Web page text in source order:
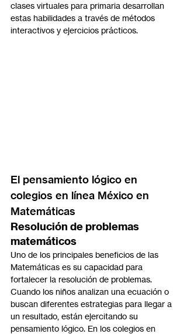
clases virtuales para primaria desarrollan
estas habilidades a través de métodos
interactivos y ejercicios prácticos.
El pensamiento lógico en
colegios en línea México en
Matemáticas
Resolución de problemas
matemáticos
Uno de los principales beneficios de las
Matemáticas es su capacidad para
fortalecer la resolución de problemas.
Cuando los niños analizan una ecuación o
buscan diferentes estrategias para llegar a
un resultado, están ejercitando su
pensamiento lógico. En los colegios en